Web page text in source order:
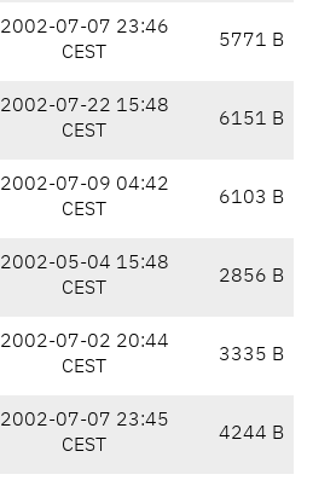
2002-07-07 23:46
CEST
5771 B
2002-07-22 15:48
CEST
6151 B
2002-07-09 04:42
CEST
6103 B
2002-05-04 15:48
CEST
2856 B
2002-07-02 20:44
CEST
3335 B
2002-07-07 23:45
CEST
4244 B